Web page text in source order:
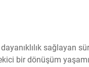
sağlayan
bir dönüşüm